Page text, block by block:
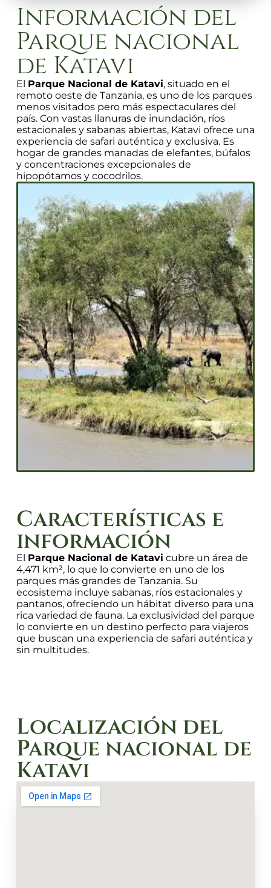
Información del
Parque nacional
de Katavi
El Parque Nacional de Katavi, situado en el
remoto oeste de Tanzania, es uno de los parques
menos visitados pero más espectaculares del
país. Con vastas llanuras de inundación, ríos
estacionales y sabanas abiertas, Katavi ofrece una
experiencia de safari auténtica y exclusiva. Es
hogar de grandes manadas de elefantes, búfalos
y concentraciones excepcionales de
hipopótamos y cocodrilos.
Características e
información
El Parque Nacional de Katavi cubre un área de
4,471 km², lo que lo convierte en uno de los
parques más grandes de Tanzania. Su
ecosistema incluye sabanas, ríos estacionales y
pantanos, ofreciendo un hábitat diverso para una
rica variedad de fauna. La exclusividad del parque
lo convierte en un destino perfecto para viajeros
que buscan una experiencia de safari auténtica y
sin multitudes.
Localización del
Parque nacional de
Katavi